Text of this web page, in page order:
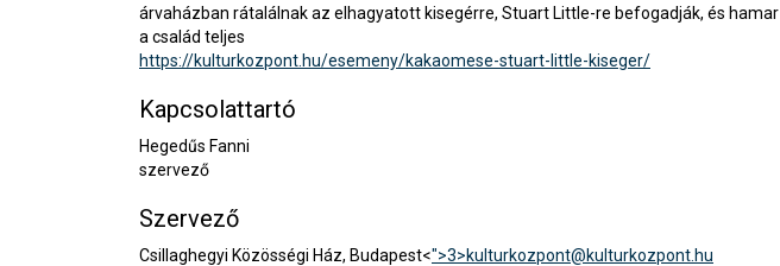
árvaházban rátalálnak az elhagyatott kisegérre, Stuart Little-re befogadják, és hamar
a család teljes
https://kulturkozpont.hu/esemeny/kakaomese-stuart-little-kiseger/
Kapcsolattartó
Hegedűs Fanni
szervező
Szervező
Csillaghegyi Közösségi Ház, Budapest<">3>kulturkozpont@kulturkozpont.hu